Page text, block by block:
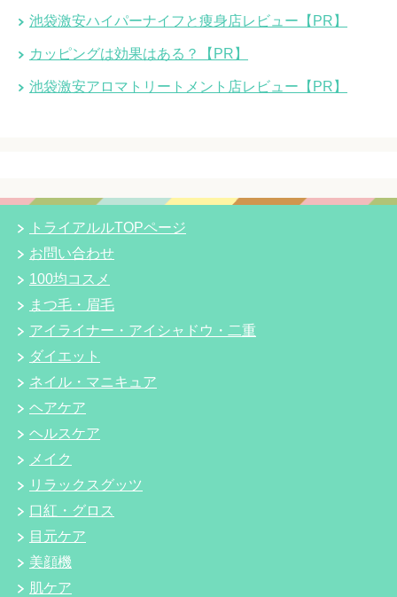
池袋激安ハイパーナイフと痩身店レビュー【PR】
カッピングは効果はある？【PR】
池袋激安アロマトリートメント店レビュー【PR】
トライアルルTOPページ
お問い合わせ
100均コスメ
まつ毛・眉毛
アイライナー・アイシャドウ・二重
ダイエット
ネイル・マニキュア
ヘアケア
ヘルスケア
メイク
リラックスグッツ
口紅・グロス
目元ケア
美顔機
肌ケア